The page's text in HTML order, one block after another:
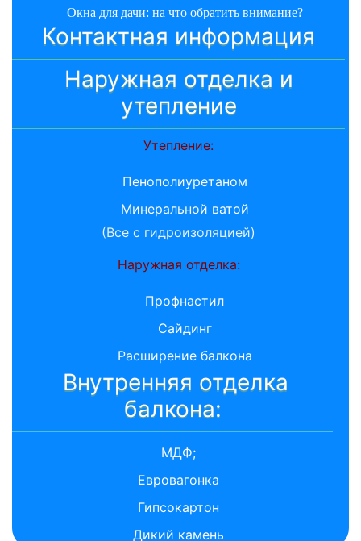
Окна для дачи: на что обратить внимание?
Контактная информация
Наружная отделка и
утепление
Утепление:
Пенополиуретаном
Минеральной ватой
(Все с гидроизоляцией)
Наружная отделка:
Профнастил
Сайдинг
Расширение балкона
Внутренняя отделка
балкона:
МДФ;
Евровагонка
Гипсокартон
Дикий камень